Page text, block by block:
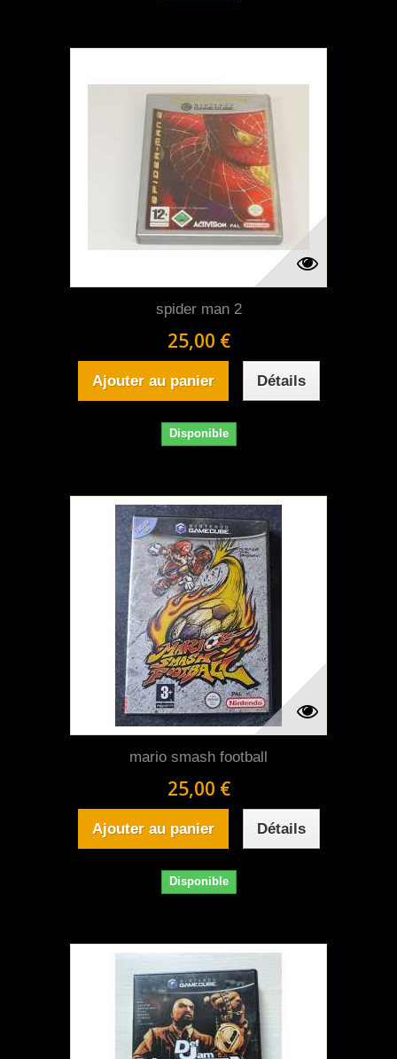
spider man 2
25,00 €
Ajouter au panier Détails
Disponible
mario smash football
25,00 €
Ajouter au panier Détails
Disponible